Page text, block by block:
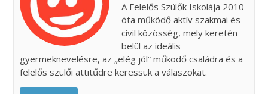
A Felelős Szülők Iskolája 2010
óta működő aktív szakmai és
civil közösség, mely keretén
belül az ideális
gyermeknevelésre, az „elég jól” működő családra és a
felelős szülői attitűdre keressük a válaszokat.